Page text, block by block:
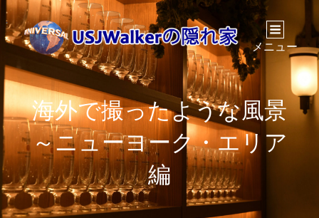
メニュー
海外で撮ったような風景
～ニューヨーク・エリア
編